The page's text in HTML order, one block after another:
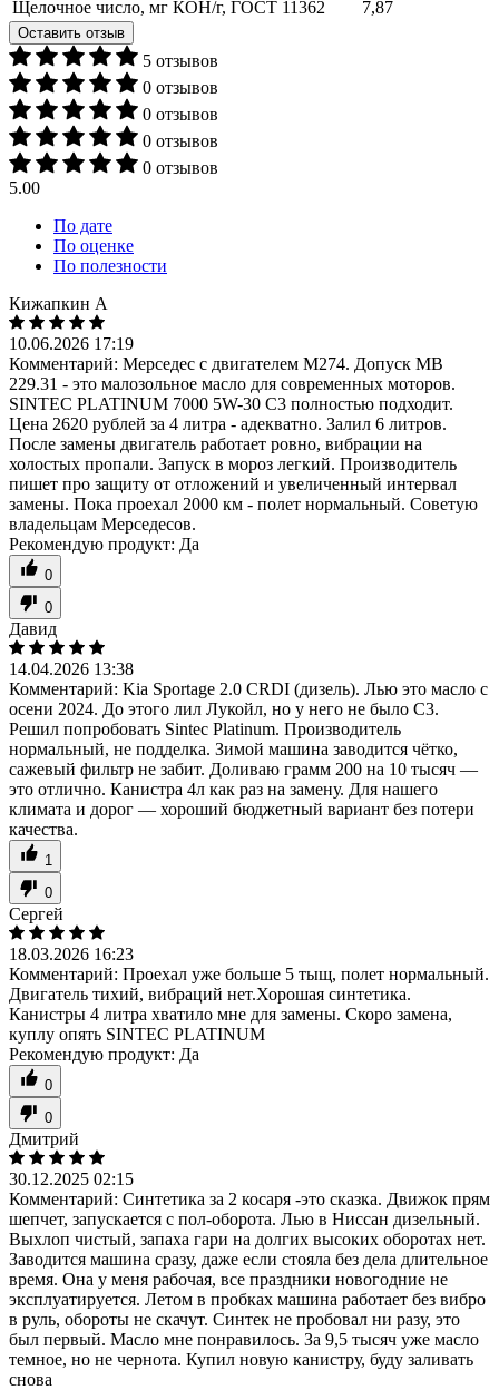
Щелочное число, мг КОН/г, ГОСТ 11362 7,87
Оставить отзыв
5 отзывов
0 отзывов
0 отзывов
0 отзывов
0 отзывов
5.00
По дате
По оценке
По полезности
Кижапкин А
10.06.2026 17:19
Комментарий: Мерседес с двигателем M274. Допуск MB
229.31 - это малозольное масло для современных моторов.
SINTEC PLATINUM 7000 5W-30 C3 полностью подходит.
Цена 2620 рублей за 4 литра - адекватно. Залил 6 литров.
После замены двигатель работает ровно, вибрации на
холостых пропали. Запуск в мороз легкий. Производитель
пишет про защиту от отложений и увеличенный интервал
замены. Пока проехал 2000 км - полет нормальный. Советую
владельцам Мерседесов.
Рекомендую продукт: Да
0
0
Давид
14.04.2026 13:38
Комментарий: Kia Sportage 2.0 CRDI (дизель). Лью это масло с
осени 2024. До этого лил Лукойл, но у него не было C3.
Решил попробовать Sintec Platinum. Производитель
нормальный, не подделка. Зимой машина заводится чётко,
сажевый фильтр не забит. Доливаю грамм 200 на 10 тысяч —
это отлично. Канистра 4л как раз на замену. Для нашего
климата и дорог — хороший бюджетный вариант без потери
качества.
1
0
Сергей
18.03.2026 16:23
Комментарий: Проехал уже больше 5 тыщ, полет нормальный.
Двигатель тихий, вибраций нет.Хорошая синтетика.
Канистры 4 литра хватило мне для замены. Скоро замена,
куплу опять SINTEC PLATINUM
Рекомендую продукт: Да
0
0
Дмитрий
30.12.2025 02:15
Комментарий: Синтетика за 2 косаря -это сказка. Движок прям
шепчет, запускается с пол-оборота. Лью в Ниссан дизельный.
Выхлоп чистый, запаха гари на долгих высоких оборотах нет.
Заводится машина сразу, даже если стояла без дела длительное
время. Она у меня рабочая, все праздники новогодние не
эксплуатируется. Летом в пробках машина работает без вибро
в руль, обороты не скачут. Синтек не пробовал ни разу, это
был первый. Масло мне понравилось. За 9,5 тысяч уже масло
темное, но не чернота. Купил новую канистру, буду заливать
снова